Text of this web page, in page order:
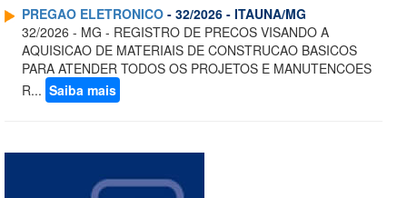
PREGAO ELETRONICO - 32/2026 - ITAUNA/MG
32/2026 - MG - REGISTRO DE PRECOS VISANDO A
AQUISICAO DE MATERIAIS DE CONSTRUCAO BASICOS
PARA ATENDER TODOS OS PROJETOS E MANUTENCOES
R... Saiba mais